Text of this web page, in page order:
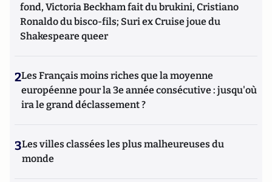
fond, Victoria Beckham fait du brukini, Cristiano
Ronaldo du bisco-fils; Suri ex Cruise joue du
Shakespeare queer
2Les Français moins riches que la moyenne
européenne pour la 3e année consécutive : jusqu'où
ira le grand déclassement ?
3Les villes classées les plus malheureuses du
monde